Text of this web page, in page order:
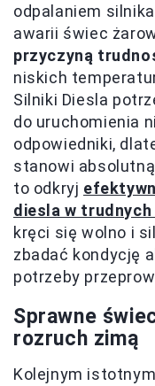
odpalaniem
awarii świec
przyczyną
niskich
Silniki Diesla
do uruchomienia
odpowiedniki,
stanowi
to odkryj
diesla w trudnych
kręci się wolno i
zbadać kondycję
potrzeby
Sprawne
rozruch zimą
Kolejnym